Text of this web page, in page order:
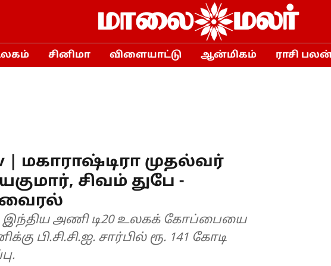
சினிமா விளையாட்டு ஆன்மிகம் ராசி
| மகாராஷ்டிரா முதல்வர்
சிவம் துபே -
வைரல்
இந்திய அணி டி20 உலகக் கோப்பையை
பி.சி.சி.ஐ. சார்பில் ரூ. 141 கோடி